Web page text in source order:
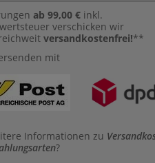
ab 99,00 € inkl.
verschicken wir
versandkostenfrei!**
mit
Informationen zu
?